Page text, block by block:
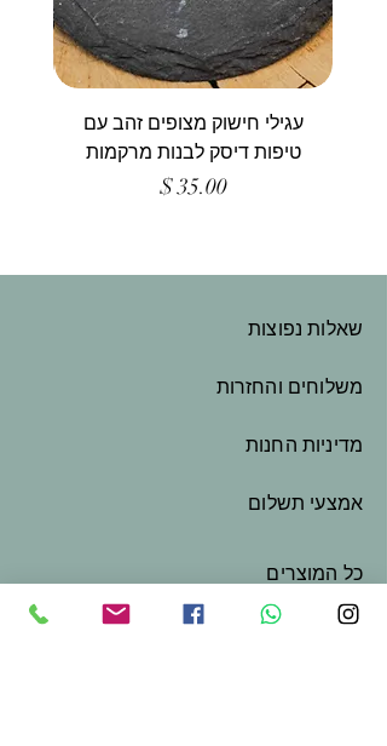
עגילי חישוק מצופים זהב עם
טיפות דיסק לבנות מרקמות
מחיר
שאלות נפוצות
משלוחים והחזרות
מדיניות החנות
אמצעי תשלום
כל המוצרים
המלאכה שלי